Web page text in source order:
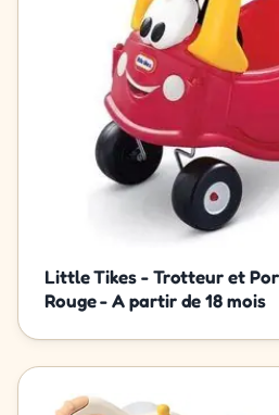
Little Tikes - Trotteur et
Rouge - A partir de 18 mois